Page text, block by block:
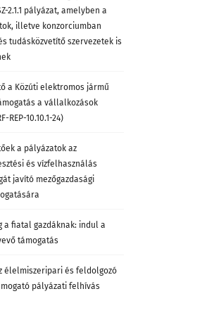
2.1.1 pályázat, amelyben a
illetve konzorciumban
tudásközvetítő szervezetek is
a Közúti elektromos jármű
a vállalkozások
REP-10.10.1-24)
a pályázatok az
és vízfelhasználás
javító mezőgazdasági
a fiatal gazdáknak: indul a
támogatás
élelmiszeripari és feldolgozó
pályázati felhívás